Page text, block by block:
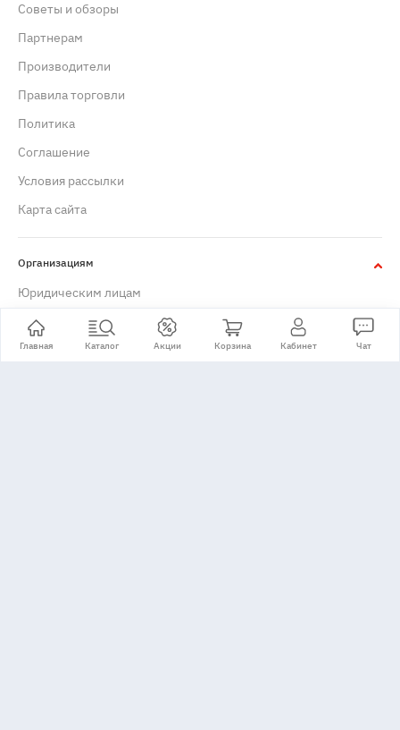
Главная Каталог Акции Корзина Кабинет Чат
Советы и обзоры
Партнерам
Производители
Правила торговли
Политика
Cоглашение
Условия рассылки
Карта сайта
Организациям
Юридическим лицам